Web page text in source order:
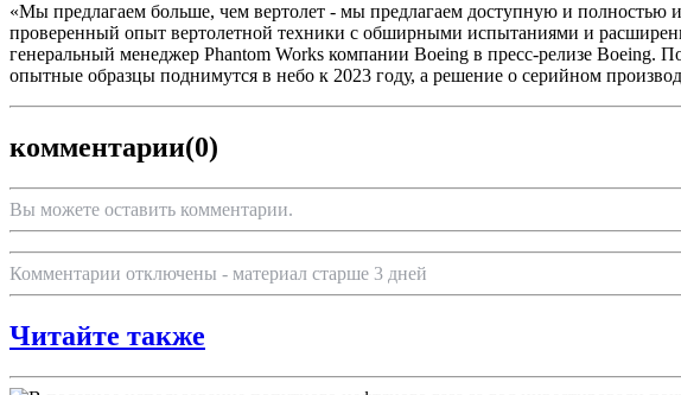
«Мы предлагаем больше, чем вертолет - мы предлагаем доступную и
проверенный опыт вертолетной техники с обширными испытаниями и
генеральный менеджер Phantom Works компании Boeing в пресс-релизе Boeing.
опытные образцы поднимутся в небо к 2023 году, а решение о серийном
комментарии(0)
Вы можете оставить комментарии.
Комментарии отключены - материал старше 3 дней
Читайте также